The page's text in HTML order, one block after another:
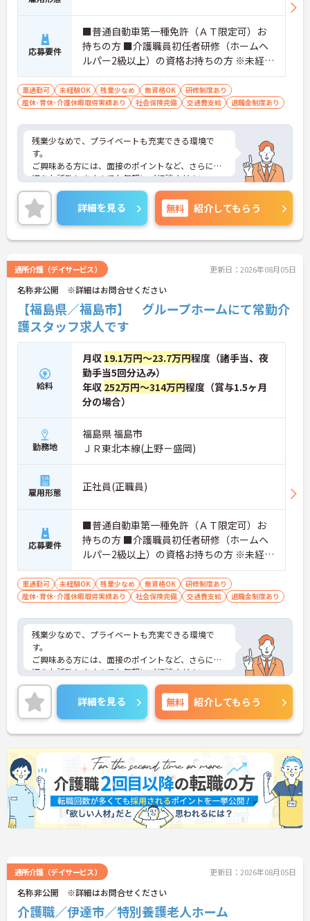
応募要件
■普通自動車第一種免許（ＡＴ限定可）お
持ちの方 ■介護職員初任者研修（ホームヘ
ルパー2級以上）の資格お持ちの方 ※未経験
者、無資格者応相談
車通勤可 未経験OK 残業少なめ 無資格OK
研修制度あり
産休･育休･介護休暇取得実績あり
社会保険完備 交通費支給 退職金制度あり
残業少なめで、プライベートも充実できる環境で
す。
ご興味ある方には、面接のポイントなど、さらに詳
細をお話致しますのでお気軽にご相談ください。
詳細を見る 無料 紹介してもらう
通所介護（デイサービス） 更新日：2026年08月05日
名称非公開 ※詳細はお問合せください
【福島県／福島市】 グループホームにて常勤介
護スタッフ求人です
給料
月収 19.1万円～23.7万円程度（諸手当、夜
勤手当5回分込み）
年収 252万円～314万円程度（賞与1.5ヶ月
分の場合）
勤務地
福島県 福島市
ＪＲ東北本線(上野－盛岡)
雇用形態 正社員(正職員)
応募要件
■普通自動車第一種免許（ＡＴ限定可）お
持ちの方 ■介護職員初任者研修（ホームヘ
ルパー2級以上）の資格お持ちの方 ※未経験
者応相談
車通勤可 未経験OK 残業少なめ 無資格OK
研修制度あり
産休･育休･介護休暇取得実績あり
社会保険完備 交通費支給 退職金制度あり
残業少なめで、プライベートも充実できる環境で
す。
ご興味ある方には、面接のポイントなど、さらに詳
細をお話致しますのでお気軽にご相談ください。
詳細を見る 無料 紹介してもらう
通所介護（デイサービス） 更新日：2026年08月05日
名称非公開 ※詳細はお問合せください
介護職／伊達市／特別養護老人ホーム